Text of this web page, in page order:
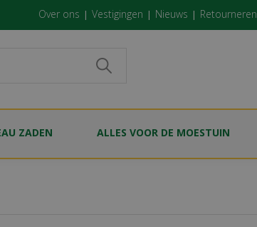
Over ons Vestigingen Nieuws Retourneren
ZADEN ALLES VOOR DE MOESTUIN